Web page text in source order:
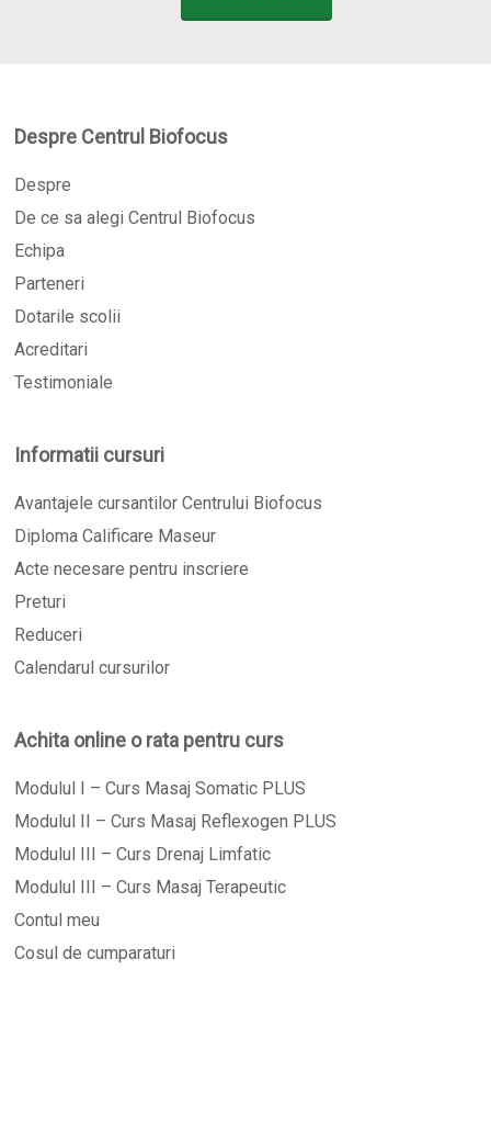
Despre Centrul Biofocus
Despre
De ce sa alegi Centrul Biofocus
Echipa
Parteneri
Dotarile scolii
Acreditari
Testimoniale
Informatii cursuri
Avantajele cursantilor Centrului Biofocus
Diploma Calificare Maseur
Acte necesare pentru inscriere
Preturi
Reduceri
Calendarul cursurilor
Achita online o rata pentru curs
Modulul I – Curs Masaj Somatic PLUS
Modulul II – Curs Masaj Reflexogen PLUS
Modulul III – Curs Drenaj Limfatic
Modulul III – Curs Masaj Terapeutic
Contul meu
Cosul de cumparaturi